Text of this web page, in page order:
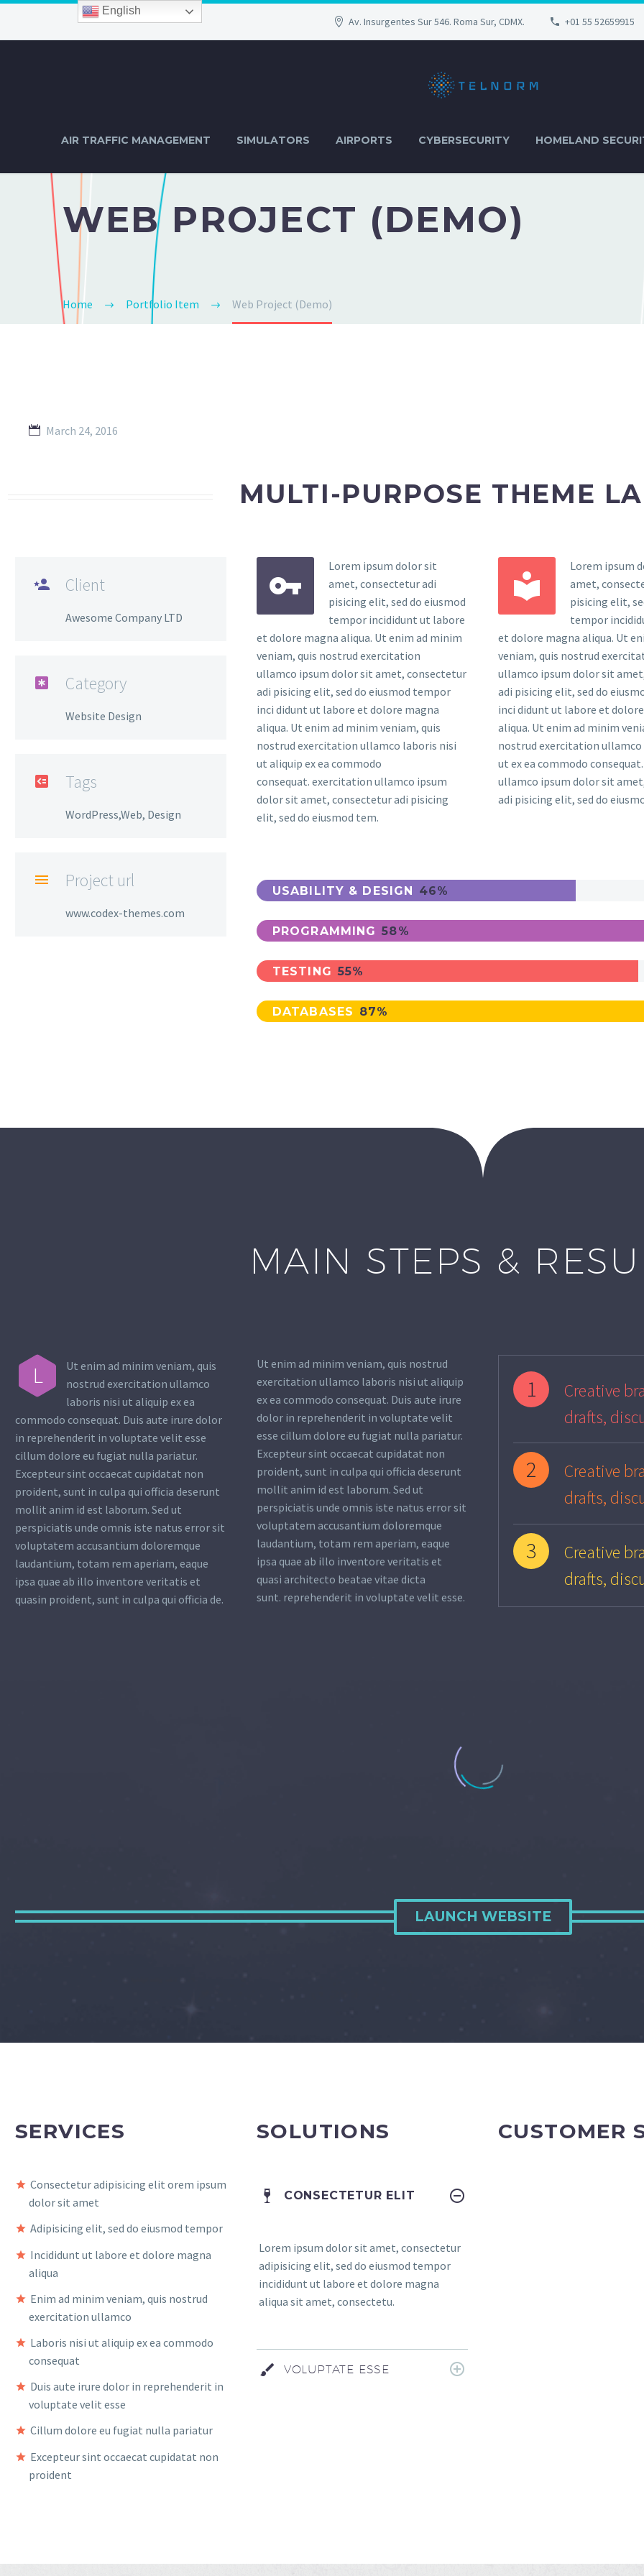
Av. Insurgentes Sur 546. Roma Sur, CDMX. +01 55 52659915
AIR TRAFFIC MANAGEMENT SIMULATORS AIRPORTS CYBERSECURITY HOMELAND
WEB PROJECT (DEMO)
Home Portfolio Item Web Project (Demo)
March 24, 2016
MULTI-PURPOSE THEME
 Client
Awesome Company LTD
 Category
Website Design
 Tags
WordPress,Web, Design
 Project url
www.codex-themes.com


Lorem ipsum dolor sit
amet, consectetur adi
pisicing elit, sed do eiusmod
tempor incididunt ut labore
et dolore magna aliqua. Ut enim ad minim
veniam, quis nostrud exercitation
ullamco ipsum dolor sit amet, consectetur
adi pisicing elit, sed do eiusmod tempor
inci didunt ut labore et dolore magna
aliqua. Ut enim ad minim veniam, quis
nostrud exercitation ullamco laboris nisi
ut aliquip ex ea commodo
consequat. exercitation ullamco ipsum
dolor sit amet, consectetur adi pisicing
elit, sed do eiusmod tem.


Lorem ipsum
amet,
pisicing elit,
tempor
et dolore magna aliqua. Ut
veniam, quis nostrud
ullamco ipsum dolor sit
adi pisicing elit, sed do
inci didunt ut labore et
aliqua. Ut enim ad minim
nostrud exercitation
ut ex ea commodo
ullamco ipsum dolor sit
adi pisicing elit, sed do
USABILITY & DESIGN 46%
PROGRAMMING 58%
TESTING 55%
DATABASES 87%
MAIN STEPS &
L
Ut enim ad minim veniam, quis
nostrud exercitation ullamco
laboris nisi ut aliquip ex ea
commodo consequat. Duis aute irure dolor
in reprehenderit in voluptate velit esse
cillum dolore eu fugiat nulla pariatur.
Excepteur sint occaecat cupidatat non
proident, sunt in culpa qui officia deserunt
mollit anim id est laborum. Sed ut
perspiciatis unde omnis iste natus error sit
voluptatem accusantium doloremque
laudantium, totam rem aperiam, eaque
ipsa quae ab illo inventore veritatis et
quasin proident, sunt in culpa qui officia de.
Ut enim ad minim veniam, quis nostrud
exercitation ullamco laboris nisi ut aliquip
ex ea commodo consequat. Duis aute irure
dolor in reprehenderit in voluptate velit
esse cillum dolore eu fugiat nulla pariatur.
Excepteur sint occaecat cupidatat non
proident, sunt in culpa qui officia deserunt
mollit anim id est laborum. Sed ut
perspiciatis unde omnis iste natus error sit
voluptatem accusantium doloremque
laudantium, totam rem aperiam, eaque
ipsa quae ab illo inventore veritatis et
quasi architecto beatae vitae dicta
sunt. reprehenderit in voluptate velit esse.
1
Creative
drafts,
2
Creative
drafts,
3
Creative
drafts,
LAUNCH WEBSITE
SERVICES
Consectetur adipisicing elit orem ipsum
dolor sit amet
Adipisicing elit, sed do eiusmod tempor
Incididunt ut labore et dolore magna
aliqua
Enim ad minim veniam, quis nostrud
exercitation ullamco
Laboris nisi ut aliquip ex ea commodo
consequat
Duis aute irure dolor in reprehenderit in
voluptate velit esse
Cillum dolore eu fugiat nulla pariatur
Excepteur sint occaecat cupidatat non
proident
SOLUTIONS
CONSECTETUR ELIT
Lorem ipsum dolor sit amet, consectetur
adipisicing elit, sed do eiusmod tempor
incididunt ut labore et dolore magna
aliqua sit amet, consectetu.
VOLUPTATE ESSE
CUSTOMER
English